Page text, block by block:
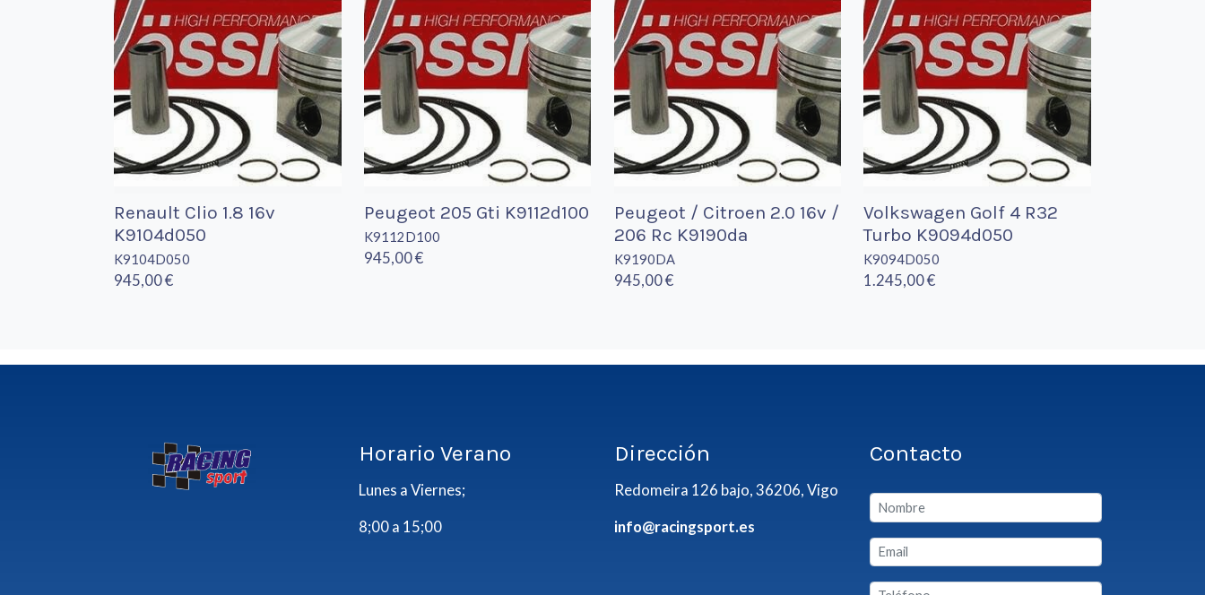
Renault Clio 1.8 16v
K9104d050
K9104D050
945,00 €
Peugeot 205 Gti K9112d100
K9112D100
945,00 €
Peugeot / Citroen 2.0 16v /
206 Rc K9190da
K9190DA
945,00 €
Volkswagen Golf 4 R32
Turbo K9094d050
K9094D050
1.245,00 €
Horario Verano
Lunes a Viernes;
8;00 a 15;00
Dirección
Redomeira 126 bajo, 36206, Vigo
info@racingsport.es
Contacto